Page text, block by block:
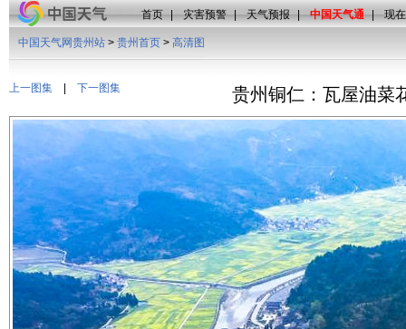
首页 | 灾害预警 | 天气预报 | 中国天气通 | 现
上一图集 下一图集
中国天气网贵州站 > 贵州首页 > 高清图
贵州铜仁：瓦屋油菜